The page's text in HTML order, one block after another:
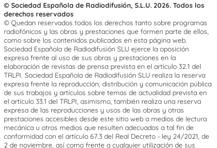
© Sociedad Española de Radiodifusión, S.L.U. 2026. Todos los
derechos reservados
© Quedan reservados todos los derechos tanto sobre programas
radiofónicos y las obras y prestaciones que formen parte de ellos,
como sobre los contenidos publicados en esta página web.
Sociedad Española de Radiodifusión SLU ejerce la oposición
expresa frente al uso de sus obras y prestaciones en la
elaboración de revistas de prensa prevista en el artículo 32.1 del
TRLPI. Sociedad Española de Radiodifusión SLU realiza la reserva
expresa frente la reproducción, distribución y comunicación pública
de sus trabajos y artículos sobre temas de actualidad prevista en
el artículo 33.1 del TRLPI, asimismo, también realiza una reserva
expresa de las reproducciones y usos de las obras y otras
prestaciones accesibles desde este sitio web a medios de lectura
mecánica u otros medios que resulten adecuados a tal fin de
conformidad con el artículo 67.3 del Real Decreto - ley 24/2021, de
2 de noviembre, así como frente a cualquier utilización de sus